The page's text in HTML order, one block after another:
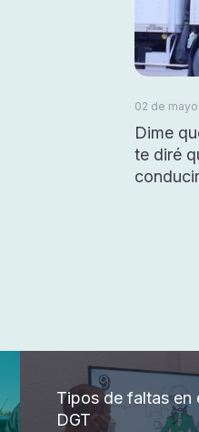
02 de
Dime
te diré
conducir
Tipos de faltas en
DGT